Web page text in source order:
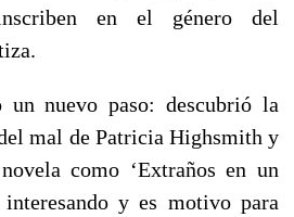
en el género del
un nuevo paso: descubrió la
mal de Patricia Highsmith y
como ‘Extraños en un
y es motivo para